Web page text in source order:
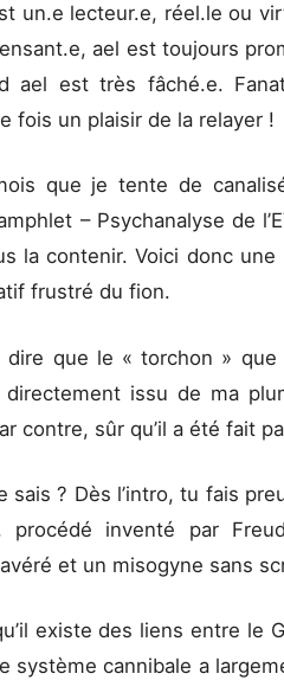
un.e lecteur.e, réel.le ou
ael est toujours
ael est très fâché.e.
fois un plaisir de la relayer !
que je tente de
– Psychanalyse de
la contenir. Voici donc
frustré du fion.
dire que le « torchon » que
directement issu de ma
contre, sûr qu’il a été fait
sais ? Dès l’intro, tu fais
procédé inventé par
et un misogyne sans
existe des liens entre le
système cannibale a